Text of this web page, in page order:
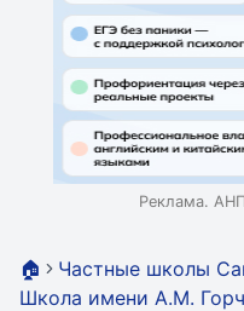
Реклама.
🏠
Частные школы
Школа имени А.М.